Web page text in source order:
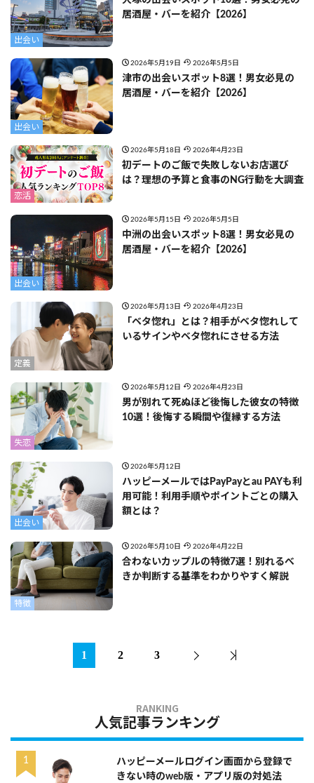
出会い
居酒屋・バーを紹介【2026】
出会い
2026年5月19日 2026年5月5日
津市の出会いスポット8選！男女必見の
居酒屋・バーを紹介【2026】
恋活
2026年5月18日 2026年4月23日
初デートのご飯で失敗しないお店選び
は？理想の予算と食事のNG行動を大調査
出会い
2026年5月15日 2026年5月5日
中洲の出会いスポット8選！男女必見の
居酒屋・バーを紹介【2026】
定義
2026年5月13日 2026年4月23日
「ベタ惚れ」とは？相手がベタ惚れして
いるサインやベタ惚れにさせる方法
失恋
2026年5月12日 2026年4月23日
男が別れて死ぬほど後悔した彼女の特徴
10選！後悔する瞬間や復縁する方法
出会い
2026年5月12日
ハッピーメールではPayPayとau PAYも利
用可能！利用手順やポイントごとの購入
額とは？
特徴
2026年5月10日 2026年4月22日
合わないカップルの特徴7選！別れるべ
きか判断する基準をわかりやすく解説
1 2 3
人気記事ランキング
ハッピーメールログイン画面から登録で
きない時のweb版・アプリ版の対処法